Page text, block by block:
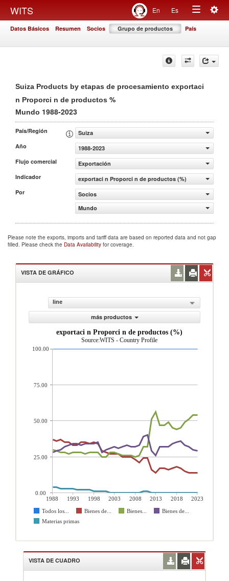
WITS En Es
Toggle
Datos Básicos Resumen Socios Grupo de productos País
Suiza Products by etapas de procesamiento exportaci
n Proporci n de productos %
Mundo 1988-2023
País/Región
Suiza
Año
1988-2023
Flujo comercial
Exportación
Indicador
exportaci n Proporci n de productos (%)
Por
Socios
Mundo
Please note the exports, imports and tariff data are based on reported data and not gap
filled. Please check the Data Availability for coverage.
VISTA DE GRÁFICO
line
más productos
exportaci n Proporci n de productos (%)
Source:WITS - Country Profile
1988 1993 1998 2003 2008 2013 2018
2023
Todos los...
Bienes de... Bienes...
Bienes de...
Materias primas
100.00
75.00
50.00
25.00
0.00
VISTA DE CUADRO